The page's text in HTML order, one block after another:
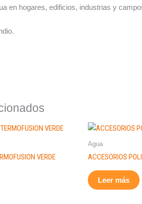
en hogares, edificios, industrias y
VERDE
Agua
ACCESORIOS
Leer más